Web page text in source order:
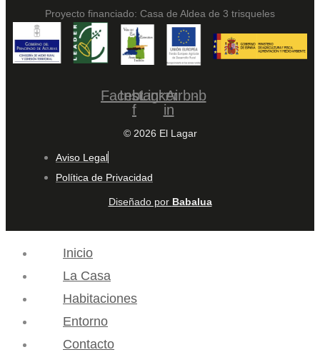
Proyecto financiado: Casa de Aldea de 3 trisqueles
Facebook-
f
Instagram
Linkedin-
in
Airbnb
© 2026 El Lagar
Aviso Legal
Política de Privacidad
Diseñado por Babalua
Inicio
La Casa
Habitaciones
Entorno
Contacto